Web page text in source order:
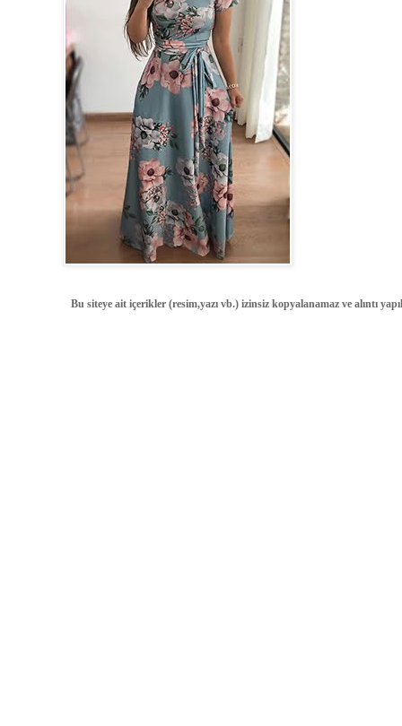
Bu siteye ait içerikler (resim,yazı vb.) izinsiz kopyalanamaz ve alıntı